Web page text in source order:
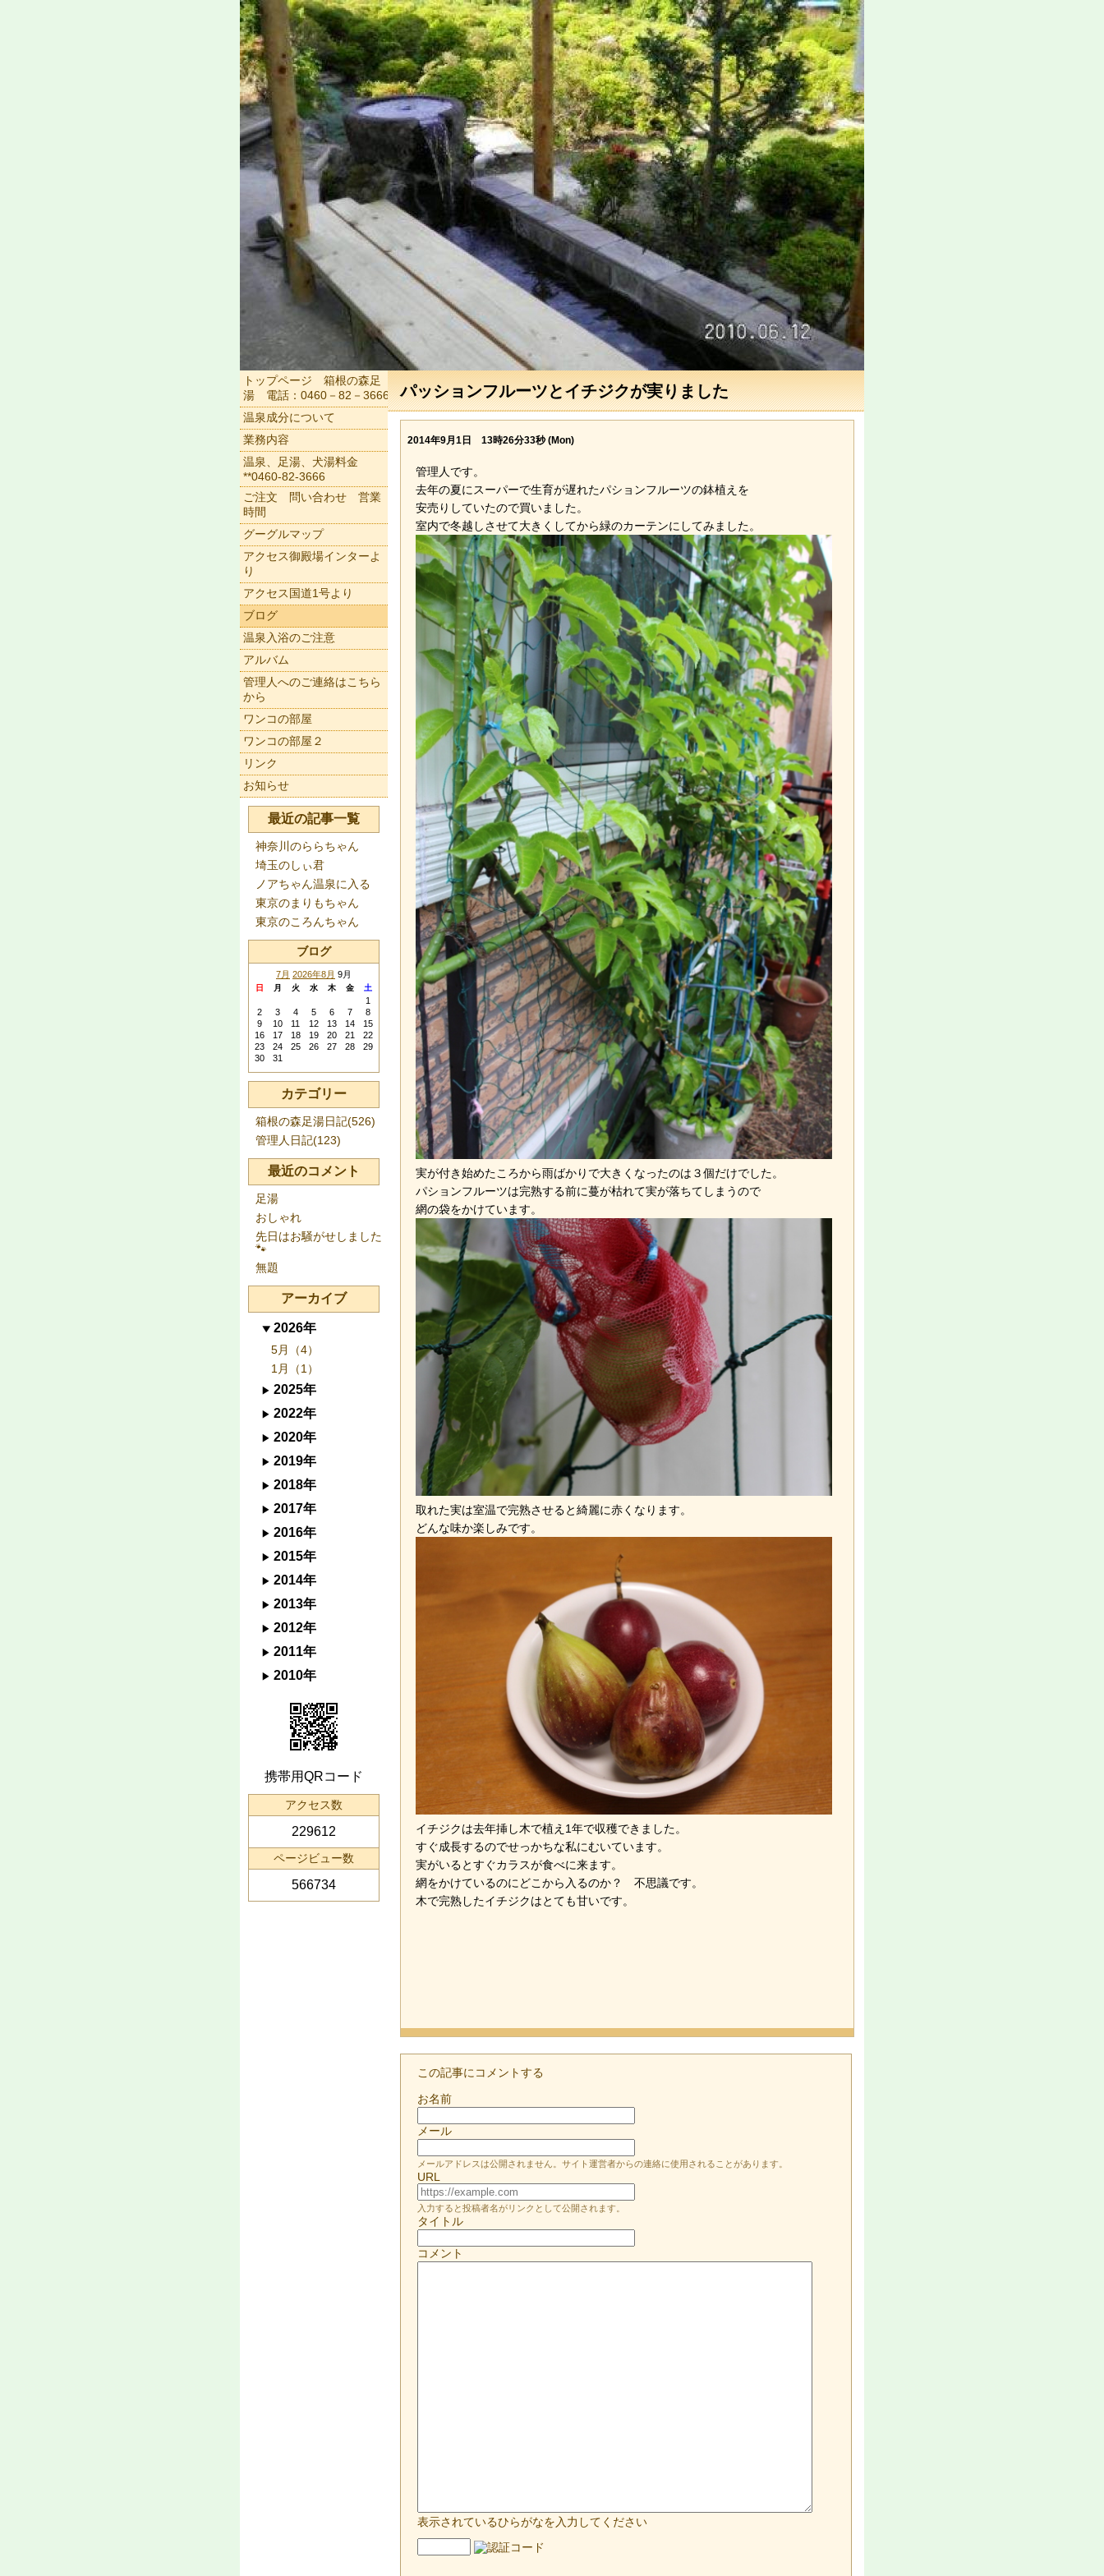
パッションフルーツとイチジクが実りました
2014年9月1日 13時26分33秒 (Mon)
管理人です。
去年の夏にスーパーで生育が遅れたパションフルーツの鉢植えを
安売りしていたので買いました。
室内で冬越しさせて大きくしてから緑のカーテンにしてみました。
実が付き始めたころから雨ばかりで大きくなったのは３個だけでした。
パションフルーツは完熟する前に蔓が枯れて実が落ちてしまうので
網の袋をかけています。
取れた実は室温で完熟させると綺麗に赤くなります。
どんな味か楽しみです。
イチジクは去年挿し木で植え1年で収穫できました。
すぐ成長するのでせっかちな私にむいています。
実がいるとすぐカラスが食べに来ます。
網をかけているのにどこから入るのか？ 不思議です。
木で完熟したイチジクはとても甘いです。
この記事にコメントする
お名前
メール
メールアドレスは公開されません。サイト運営者からの連絡に使用されることがあります。
URL
入力すると投稿者名がリンクとして公開されます。
タイトル
コメント
表示されているひらがなを入力してください
トップページ 箱根の森足
湯 電話：0460－82－3666
温泉成分について
業務内容
温泉、足湯、犬湯料金
**0460-82-3666
ご注文 問い合わせ 営業
時間
グーグルマップ
アクセス御殿場インターよ
り
アクセス国道1号より
ブログ
温泉入浴のご注意
アルバム
管理人へのご連絡はこちら
から
ワンコの部屋
ワンコの部屋２
リンク
お知らせ
最近の記事一覧
神奈川のららちゃん
埼玉のしぃ君
ノアちゃん温泉に入る
東京のまりもちゃん
東京のころんちゃん
ブログ
7月 2026年8月 9月
日 月 火 水 木 金 土
1
2
3 4 5 6 7
8
9
10 11 12 13 14
15
16
17 18 19 20 21
22
23
24 25 26 27 28
29
30
31
カテゴリー
箱根の森足湯日記(526)
管理人日記(123)
最近のコメント
足湯
おしゃれ
先日はお騒がせしました
🐾
無題
アーカイブ
2026年
5月（4）
1月（1）
2025年
2022年
2020年
2019年
2018年
2017年
2016年
2015年
2014年
2013年
2012年
2011年
2010年
携帯用QRコード
アクセス数
229612
ページビュー数
566734